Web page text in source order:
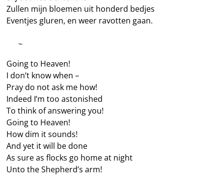
Zullen mijn bloemen uit honderd bedjes
Eventjes gluren, en weer ravotten gaan.
—–~
Going to Heaven!
I don’t know when –
Pray do not ask me how!
Indeed I’m too astonished
To think of answering you!
Going to Heaven!
How dim it sounds!
And yet it will be done
As sure as flocks go home at night
Unto the Shepherd’s arm!